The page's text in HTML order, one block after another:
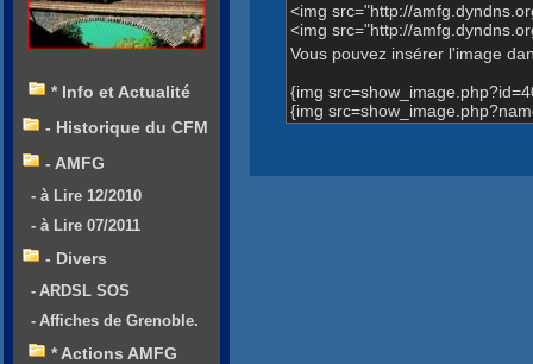
<img src="http://
<img src="http://
Vous pouvez insérer l'image
{img
{img
* Info et Actualité
- Historique du CFM
- AMFG
- à Lire 12/2010
- à Lire 07/2011
- Divers
- ARDSL SOS
- Affiches de Grenoble.
* Actions AMFG